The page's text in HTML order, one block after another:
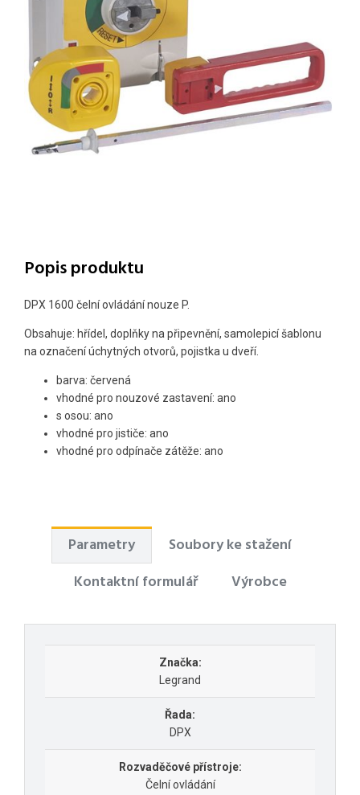
Popis produktu
DPX 1600 čelní ovládání nouze P.
Obsahuje: hřídel, doplňky na připevnění, samolepicí šablonu
na označení úchytných otvorů, pojistka u dveří.
barva: červená
vhodné pro nouzové zastavení: ano
s osou: ano
vhodné pro jističe: ano
vhodné pro odpínače zátěže: ano
Parametry
Soubory ke stažení
Kontaktní formulář
Výrobce
Značka:
Legrand
Řada:
DPX
Rozvaděčové přístroje:
Čelní ovládání